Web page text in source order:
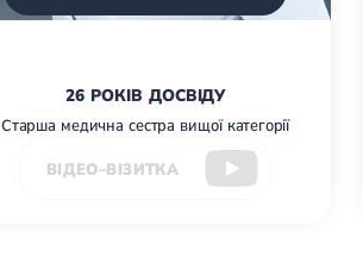
26 РОКІВ ДОСВІДУ
Старша медична сестра вищої категорії
ВІДЕО–ВІЗИТКА